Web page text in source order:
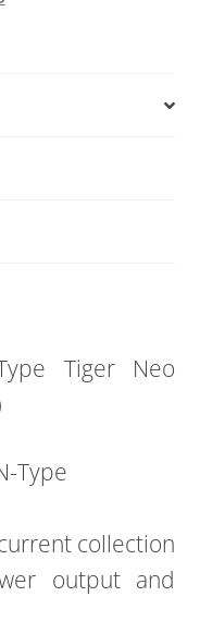
Tiger Neo
Type
collection
output and